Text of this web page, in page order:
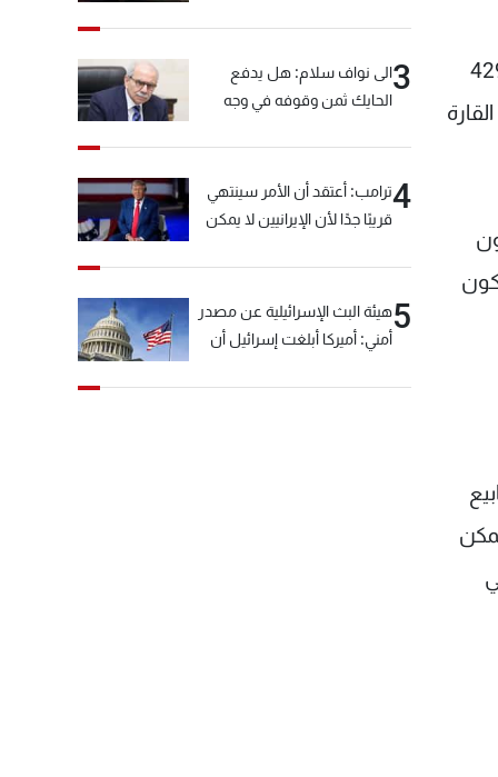
حتى العام 2016، و429000
في القارة
3الى نواف سلام: هل يدفع
الحايك ثمن وقوفه في وجه
4ترامب: أعتقد أن الأمر سينتهي
قريبًا جدًا لأن الإيرانيين لا يمكن
5هيئة البث الإسرائيلية عن مصدر
أمني: أميركا أبلغت إسرائيل أن